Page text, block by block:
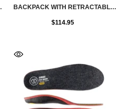
BACKPACK WITH RETRACTABLE
ROPE - OLIVE
$114.95